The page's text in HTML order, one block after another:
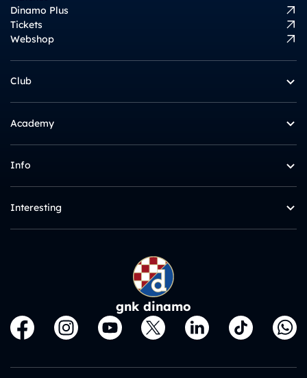
Dinamo Plus
Tickets
Webshop
Club
Academy
Info
Interesting
gnk dinamo